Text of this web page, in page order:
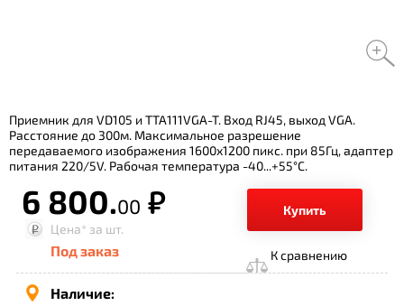
Приемник для VD105 и TTA111VGA-T. Вход RJ45, выход VGA.
Расстояние до 300м. Максимальное разрешение
передаваемого изображения 1600х1200 пикс. при 85Гц, адаптер
питания 220/5V. Рабочая температура -40...+55°C.
6 800.00 р.
Купить
Цена* за шт.
Под заказ К сравнению
Наличие: